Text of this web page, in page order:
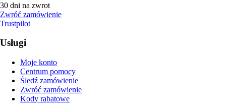
30 dni na zwrot
Zwróć zamówienie
Trustpilot
Usługi
Moje konto
Centrum pomocy
Śledź zamówienie
Zwróć zamówienie
Kody rabatowe